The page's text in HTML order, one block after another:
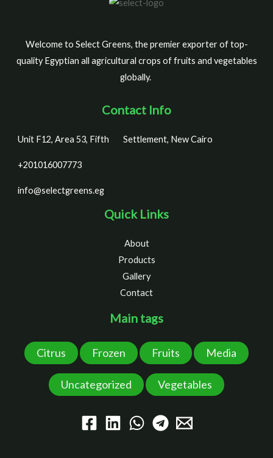
Welcome to Select Greens, the premier exporter of top-
quality Egyptian all agricultural crops of fruits and vegetables
globally.
Contact Info
Unit F12, Area 53, Fifth Settlement, New Cairo
+201016007773
info@selectgreens.eg
Quick Links
About
Products
Gallery
Contact
Main tags
Citrus Frozen Fruits Media
Uncategorized Vegetables